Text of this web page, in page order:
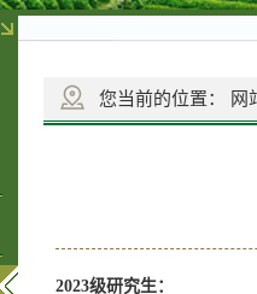
您当前的位置： 网
2023级研究生：